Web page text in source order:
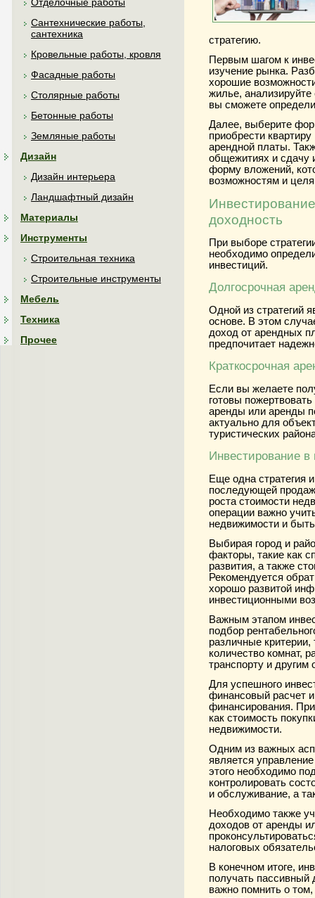
Сантехнические работы,
сантехника
Кровельные работы, кровля
Фасадные работы
Столярные работы
Бетонные работы
Земляные работы
Дизайн
Дизайн интерьера
Ландшафтный дизайн
Материалы
Инструменты
Строительная техника
Строительные инструменты
Мебель
Техника
Прочее
стратегию.
Первым шагом к
изучение рынка.
хорошие
жилье,
вы сможете
Далее, выберите
приобрести
арендной платы.
общежитиях и сдачу
форму вложений,
возможностям и
доходность
При выборе
необходимо
инвестиций.
Долгосрочная
Одной из стратегий
основе. В этом
доход от арендных
предпочитает
Краткосрочная
Если вы желаете
готовы
аренды или аренды
актуально для
туристических
Инвестирование
Еще одна стратегия
последующей
роста стоимости
операции важно
недвижимости и
Выбирая город и
факторы, такие как
развития, а также
Рекомендуется
хорошо развитой
инвестиционными
Важным этапом
подбор
различные критерии,
количество комнат,
транспорту и
Для успешного
финансовый расчет
финансирования.
как стоимость
недвижимости.
Одним из важных
является
этого необходимо
контролировать
и обслуживание, а
Необходимо также
доходов от аренды
налоговых
В конечном итоге,
получать пассивный
важно помнить о